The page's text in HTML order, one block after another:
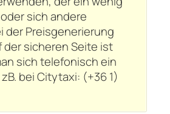
sich andere
der Preisgenerierung
der sicheren Seite ist
sich telefonisch ein
bei Citytaxi: (+36 1)